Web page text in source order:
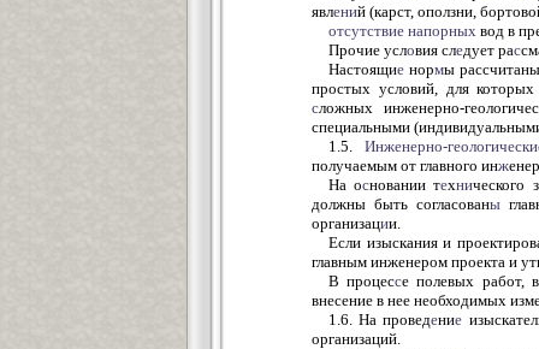
явлений (карст, оползни,
отсутствие напорных вод в
Прочие условия следует рас
Настоящие нормы
простых условий, для
сложных инженерно-
специальными
1.5. Инженерно-
получаемым от главного инж
На основании технического
должны быть согласованы
организации.
Если изыскания и
главным инженером проекта и
В процессе полевых работ,
внесение в нее необходимых
1.6. На проведение
организаций.